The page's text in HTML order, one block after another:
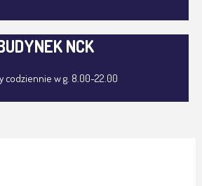
NCK
codziennie w g. 8.00-22.00